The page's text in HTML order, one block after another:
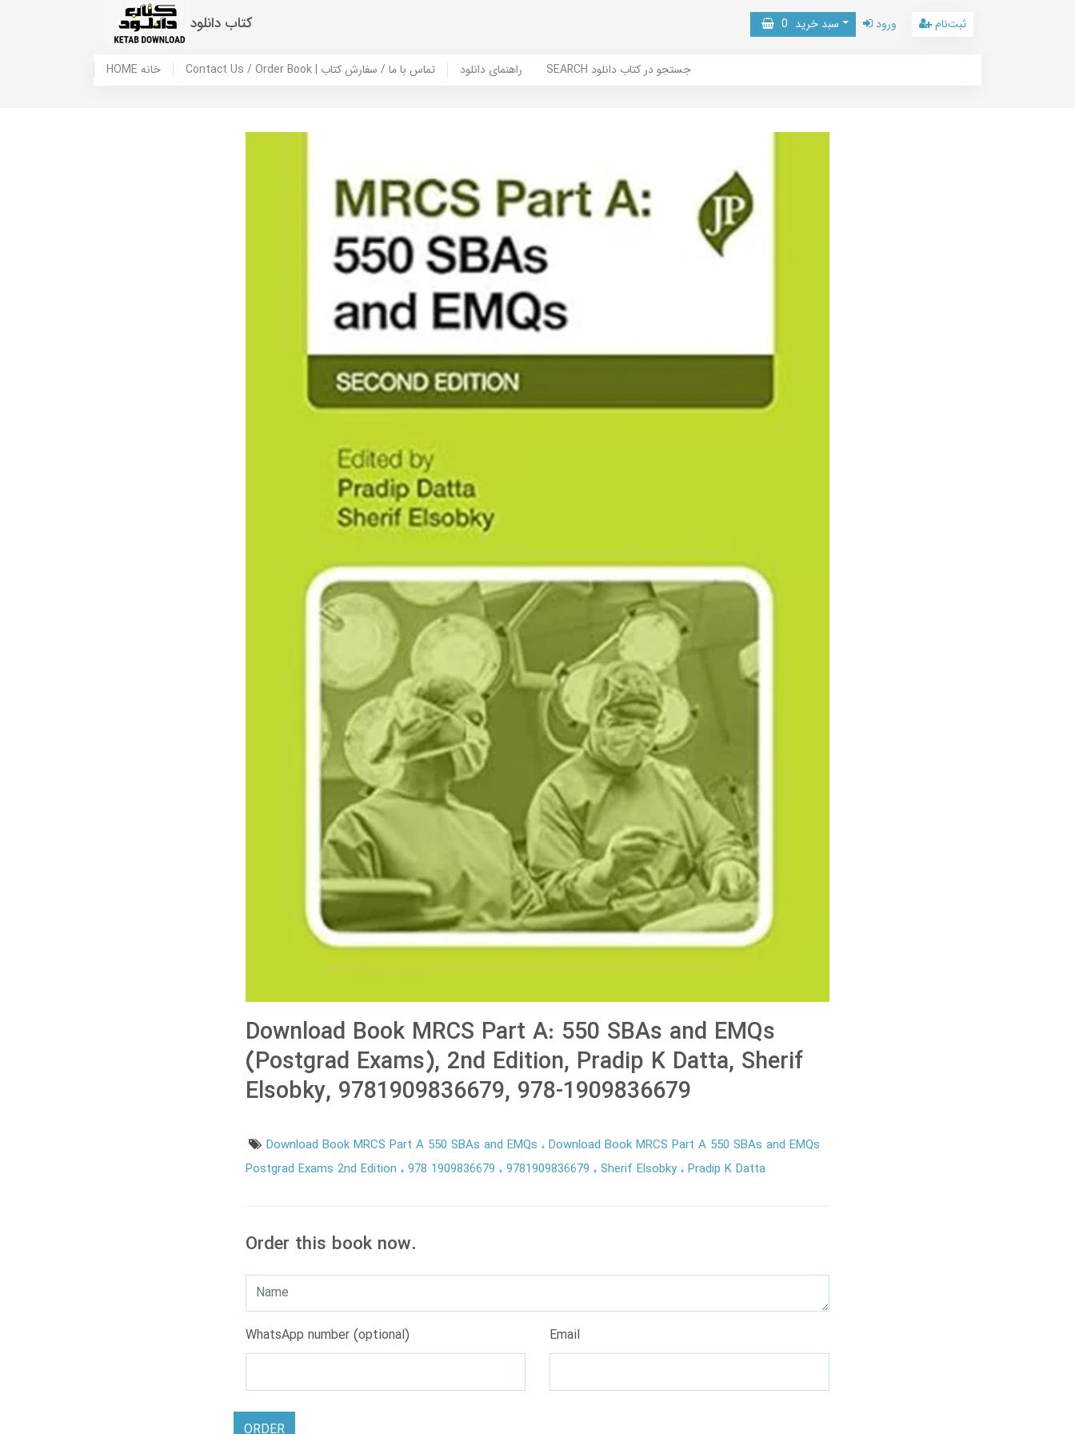
کتاب دانلود سبد خرید 0 ورود ثبت‌نام
HOME خانه Contact Us / Order Book | تماس با ما / سفارش کتاب راهنمای دانلود SEARCH جستجو در کتاب دانلود
Download Book MRCS Part A: 550 SBAs and EMQs
(Postgrad Exams), 2nd Edition, Pradip K Datta, Sherif
Elsobky, 9781909836679, 978-1909836679
Download Book MRCS Part A 550 SBAs and EMQs Download Book MRCS Part A 550 SBAs and EMQs
Postgrad Exams 2nd Edition
978 1909836679 9781909836679 Sherif Elsobky Pradip K Datta
Order this book now.
WhatsApp number (optional) Email
ORDER